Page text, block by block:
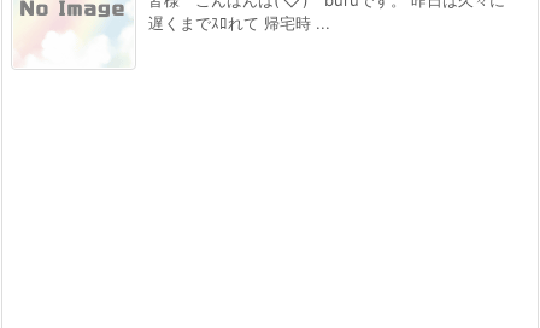
遅くまでｽﾛれて 帰宅時 ...